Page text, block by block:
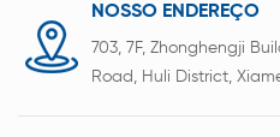
NOSSO ENDEREÇO
703, 7F, Zhonghengji
Road, Huli District,